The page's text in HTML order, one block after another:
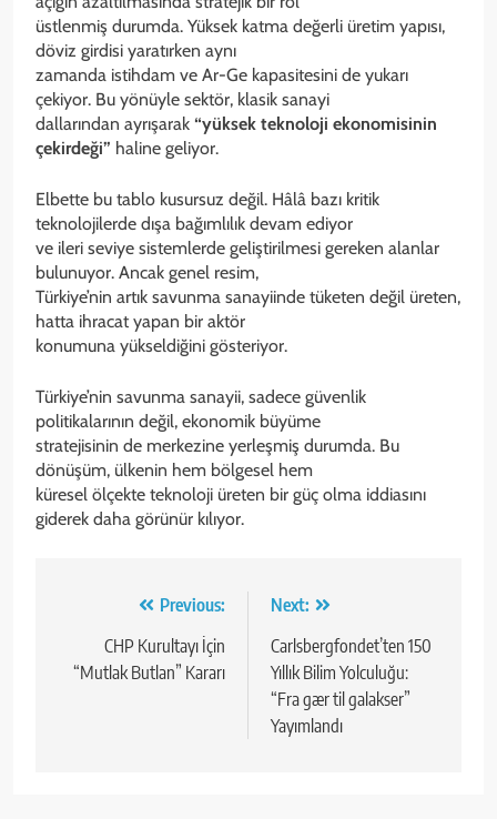
üstlenmiş durumda. Yüksek katma değerli üretim yapısı,
döviz girdisi yaratırken aynı
zamanda istihdam ve Ar-Ge kapasitesini de yukarı
çekiyor. Bu yönüyle sektör, klasik sanayi
dallarından ayrışarak “yüksek teknoloji ekonomisinin
çekirdeği” haline geliyor.
Elbette bu tablo kusursuz değil. Hâlâ bazı kritik
teknolojilerde dışa bağımlılık devam ediyor
ve ileri seviye sistemlerde geliştirilmesi gereken alanlar
bulunuyor. Ancak genel resim,
Türkiye’nin artık savunma sanayiinde tüketen değil üreten,
hatta ihracat yapan bir aktör
konumuna yükseldiğini gösteriyor.
Türkiye’nin savunma sanayii, sadece güvenlik
politikalarının değil, ekonomik büyüme
stratejisinin de merkezine yerleşmiş durumda. Bu
dönüşüm, ülkenin hem bölgesel hem
küresel ölçekte teknoloji üreten bir güç olma iddiasını
giderek daha görünür kılıyor.
gezinmesi
Previous:
CHP Kurultayı İçin
“Mutlak Butlan” Kararı
Next:
Carlsbergfondet’ten 150
Yıllık Bilim Yolculuğu:
“Fra gær til galakser”
Yayımlandı